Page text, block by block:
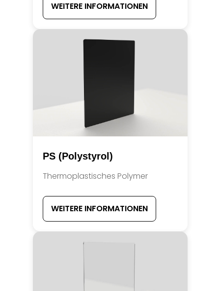
WEITERE INFORMATIONEN
PS (Polystyrol)
Thermoplastisches Polymer
WEITERE INFORMATIONEN